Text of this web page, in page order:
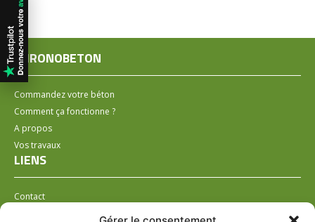
CHRONOBETON
Commandez votre béton
Comment ça fonctionne ?
A propos
Vos travaux
LIENS
Contact